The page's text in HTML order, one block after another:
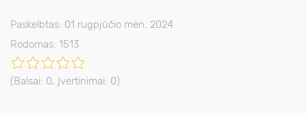
Paskelbtas: 01 rugpjūčio mėn. 2024
Rodomas: 1513
(Balsai: 0, Įvertinimai: 0)